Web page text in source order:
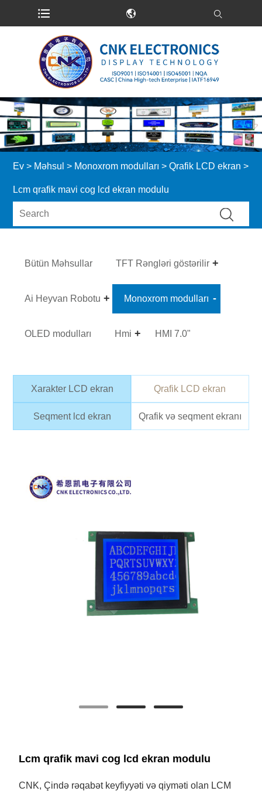
Ev > Məhsul > Monoxrom modulları >Qrafik LCD ekran >
Lcm qrafik mavi cog lcd ekran modulu
Bütün Məhsullar TFT Rəngləri göstərilir
Ai Heyvan Robotu Monoxrom modulları
OLED modulları Hmi HMI 7.0"
Xarakter LCD ekran Qrafik LCD ekran
Seqment lcd ekran Qrafik və seqment ekranı
Lcm qrafik mavi cog lcd ekran modulu
CNK, Çində rəqabət keyfiyyəti və qiyməti olan LCM